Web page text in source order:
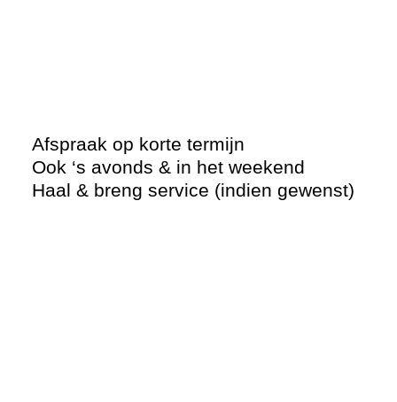
Afspraak op korte termijn
Ook ‘s avonds & in het weekend
Haal & breng service (indien gewenst)